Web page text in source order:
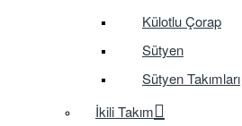
Külotlu Çorap
Sütyen
Sütyen Takımları
İkili Takım